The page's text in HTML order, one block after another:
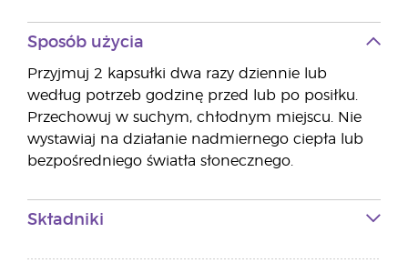
Sposób użycia
Przyjmuj 2 kapsułki dwa razy dziennie lub
według potrzeb godzinę przed lub po posiłku.
Przechowuj w suchym, chłodnym miejscu. Nie
wystawiaj na działanie nadmiernego ciepła lub
bezpośredniego światła słonecznego.
Składniki